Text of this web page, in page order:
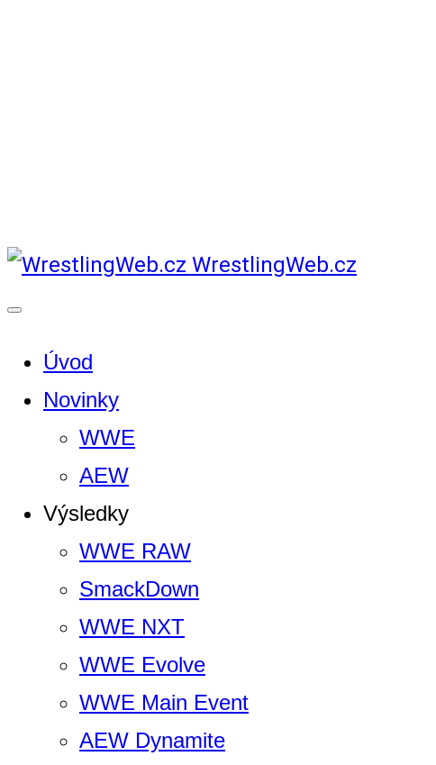
WrestlingWeb.cz
Úvod
Novinky
WWE
AEW
Výsledky
WWE RAW
SmackDown
WWE NXT
WWE Evolve
WWE Main Event
AEW Dynamite